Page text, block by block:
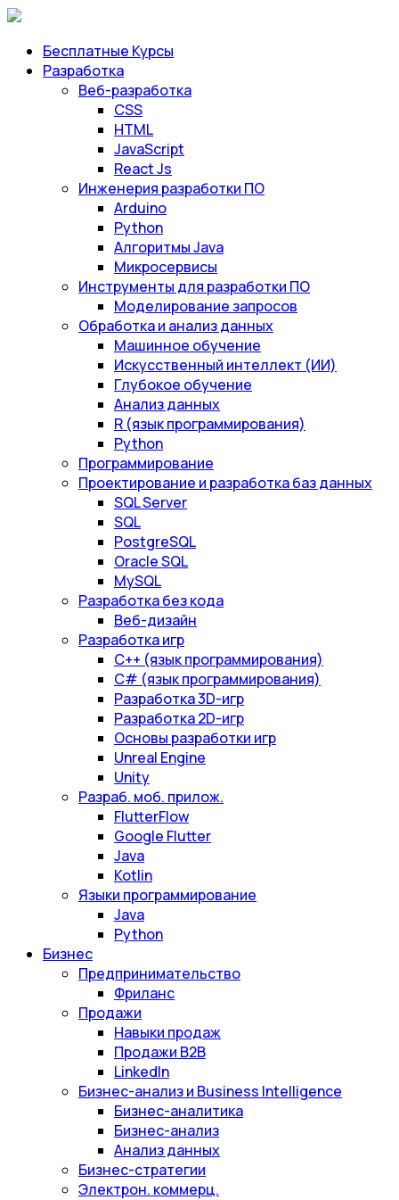
Бесплатные Курсы
Разработка
Веб-разработка
CSS
HTML
JavaScript
React Js
Инженерия разработки ПО
Arduino
Python
Алгоритмы Java
Микросервисы
Инструменты для разработки ПО
Моделирование запросов
Обработка и анализ данных
Машинное обучение
Искусственный интеллект (ИИ)
Глубокое обучение
Анализ данных
R (язык программирования)
Python
Программирование
Проектирование и разработка баз данных
SQL Server
SQL
PostgreSQL
Oracle SQL
MySQL
Разработка без кода
Веб-дизайн
Разработка игр
С++ (язык программирования)
С# (язык программирования)
Разработка 3D-игр
Разработка 2D-игр
Основы разработки игр
Unreal Engine
Unity
Разраб. моб. прилож.
FlutterFlow
Google Flutter
Java
Kotlin
Языки программирование
Java
Python
Бизнес
Предпринимательство
Фриланс
Продажи
Навыки продаж
Продажи B2B
LinkedIn
Бизнес-анализ и Business Intelligence
Бизнес-аналитика
Бизнес-анализ
Анализ данных
Бизнес-стратегии
Электрон. коммерц.